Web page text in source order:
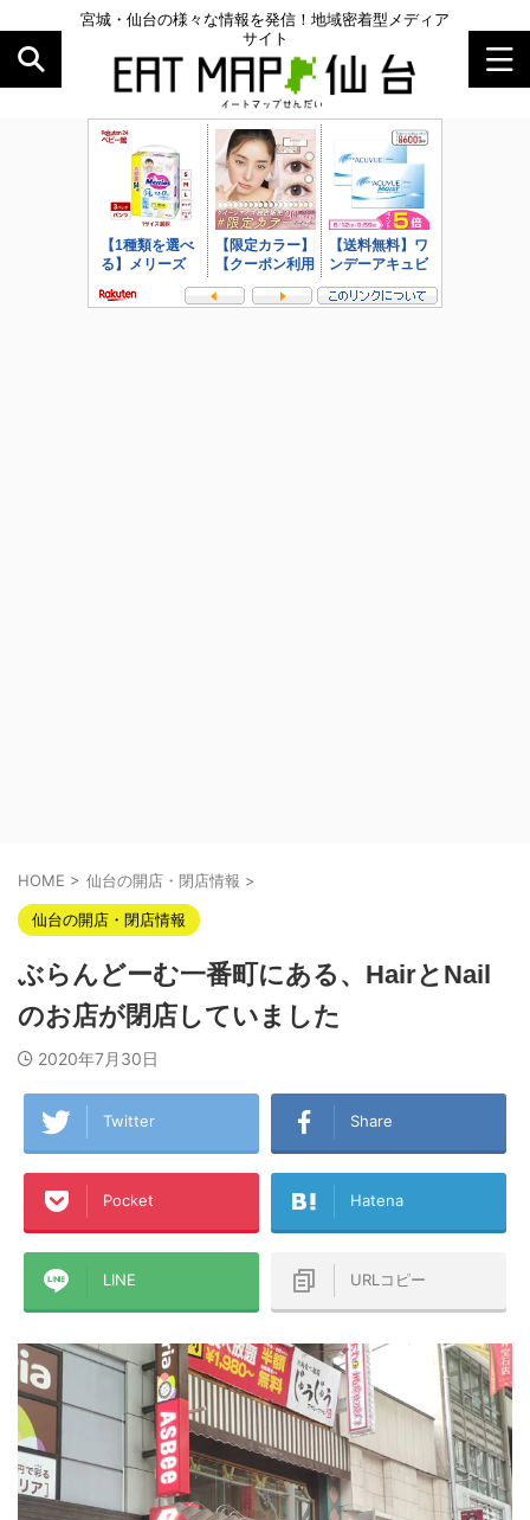
宮城・仙台の様々な情報を発信！地域密着型メディア
サイト
HOME > 仙台の開店・閉店情報 >
仙台の開店・閉店情報
ぶらんどーむ一番町にある、HairとNail
のお店が閉店していました
2020年7月30日
Twitter Share
Pocket Hatena
LINE URLコピー